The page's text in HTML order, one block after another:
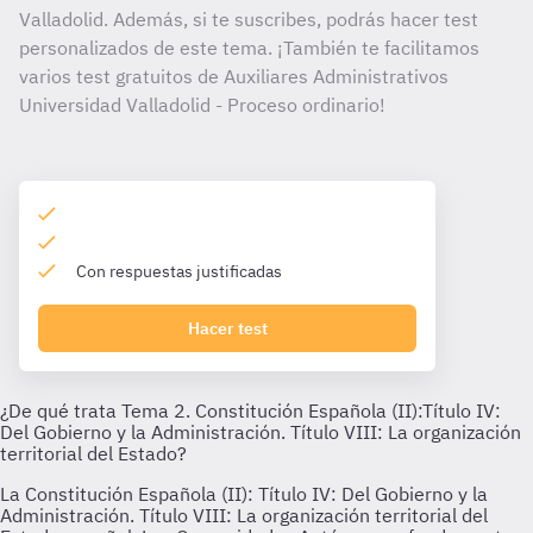
Valladolid. Además, si te suscribes, podrás hacer test
personalizados de este tema. ¡También te facilitamos
varios test gratuitos de Auxiliares Administrativos
Universidad Valladolid - Proceso ordinario!
Con respuestas justificadas
Hacer test